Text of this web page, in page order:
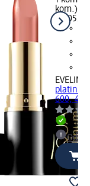
kom.)
EVELINE
600, 4 g